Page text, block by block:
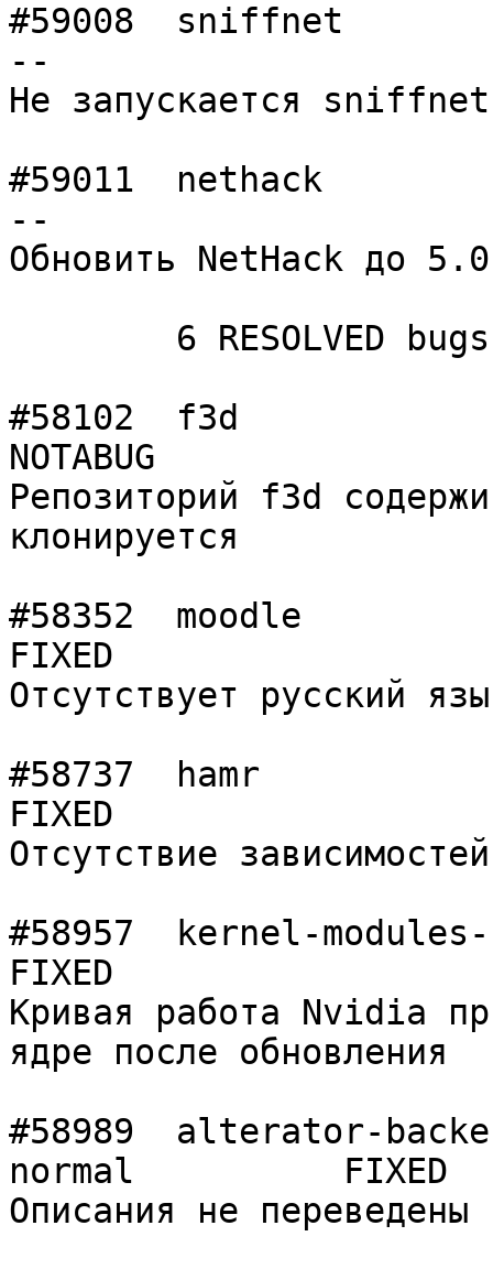
#59008	sniffnet        	normal  	 -
--
Не запускается sniffnet
#59011	nethack         	normal  	 -
--
Обновить NetHack до 5.0
#58102	f3d             	normal
NOTABUG
Репозиторий f3d
клонируется
#58352	moodle          	normal
FIXED
Отсутствует русский
#58737	hamr            	normal
FIXED
Отсутствие
#58957	kernel-modules-nvidia-6.18	normal
FIXED
Кривая работа Nvidia
ядре после обновления
#58989	alterator-backend-security-check
normal  	FIXED
Описания не переведены